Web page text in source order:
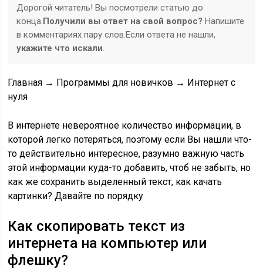
Дорогой читатель! Вы посмотрели статью до
конца.Получили вы ответ на свой вопрос? Напишите
в комментариях пару слов.Если ответа не нашли,
укажите что искали.
Главная → Программы для новичков → Интернет с
нуля
В интернете невероятное количество информации, в
которой легко потеряться, поэтому если Вы нашли что-
то действительно интересное, разумно важную часть
этой информации куда-то добавить, чтоб не забыть, но
как же сохранить выделенный текст, как качать
картинки? Давайте по порядку
Как скопировать текст из
интернета на компьютер или
флешку?